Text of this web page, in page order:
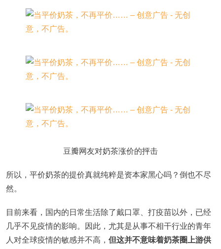
豆瓣网友对奶茶涨价的抨击
所以，平价奶茶的提价真就纯粹是资本家黑心吗？倒也不尽
然。
目前来看，国内的日常生活除了戴口罩、打疫苗以外，已经
几乎不见疫情的影响。因此，尤其是从事不相干行业的青年
人对全球疫情的敏感并不高， 但这并不意味着奶茶圈上游供